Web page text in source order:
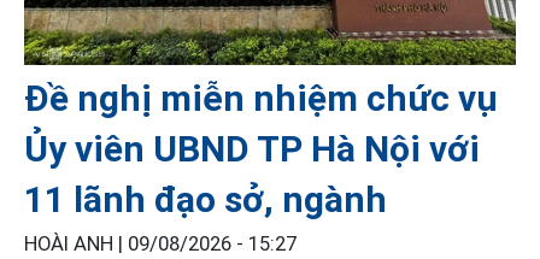
Đề nghị miễn nhiệm chức vụ
Ủy viên UBND TP Hà Nội với
11 lãnh đạo sở, ngành
HOÀI ANH | 09/08/2026 - 15:27